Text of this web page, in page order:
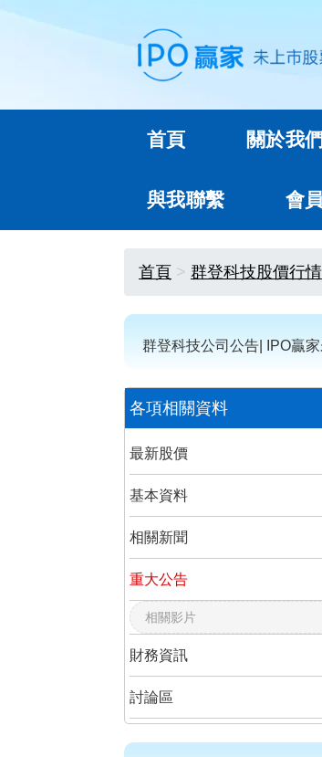
首頁 關於我們
與我聯繫 會
首頁 群登科技股價行情
群登科技公司公告| IPO贏
各項相關資料
最新股價
基本資料
相關新聞
重大公告
相關影片
財務資訊
討論區